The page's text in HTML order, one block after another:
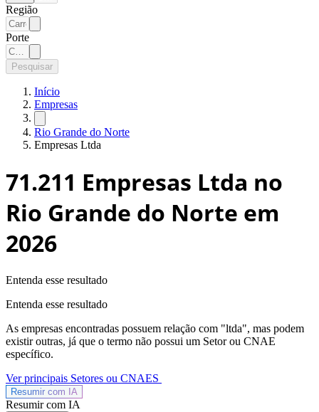
Região
Porte
Pesquisar
Início
Empresas
Rio Grande do Norte
Empresas Ltda
71.211 Empresas Ltda no
Rio Grande do Norte em
2026
Entenda esse resultado
Entenda esse resultado
As empresas encontradas possuem relação com "ltda", mas podem
existir outras, já que o termo não possui um Setor ou CNAE
específico.
Ver principais Setores ou CNAES
Resumir com IA
Resumir com IA